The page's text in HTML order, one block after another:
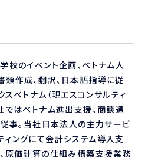
校のイベント企画、ベトナム人
作成、翻訳、日本語指導に従
ベトナム（現エスコンサルティ
ではベトナム進出支援、商談通
事。当社日本法人の主力サービ
ングにて会計システム導入支
原価計算の仕組み構築支援業務